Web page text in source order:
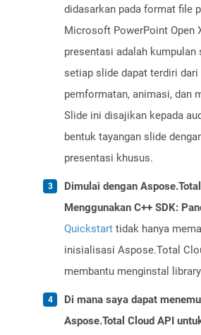
didasarkan pada format file
Microsoft PowerPoint Open
presentasi adalah kumpulan
setiap slide dapat terdiri dari
pemformatan, animasi, dan
Slide ini disajikan kepada
bentuk tayangan slide
presentasi khusus.
Dimulai dengan
Menggunakan C++ SDK:
Quickstart tidak hanya
inisialisasi Aspose.Total
membantu menginstal
Di mana saya dapat
Aspose.Total Cloud API